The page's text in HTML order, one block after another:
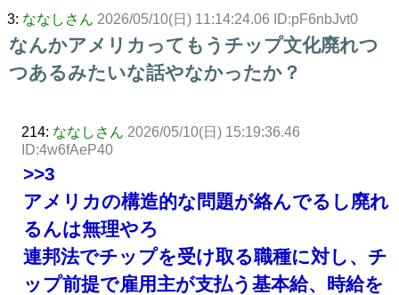
3: ななしさん 2026/05/10(日) 11:14:24.06 ID:pF6nbJvt0
なんかアメリカってもうチップ文化廃れつ
つあるみたいな話やなかったか？
214: ななしさん 2026/05/10(日) 15:19:36.46
ID:4w6fAeP40
>>3
アメリカの構造的な問題が絡んでるし廃れ
るんは無理やろ
連邦法でチップを受け取る職種に対し、チ
ップ前提で雇用主が支払う基本給、時給を